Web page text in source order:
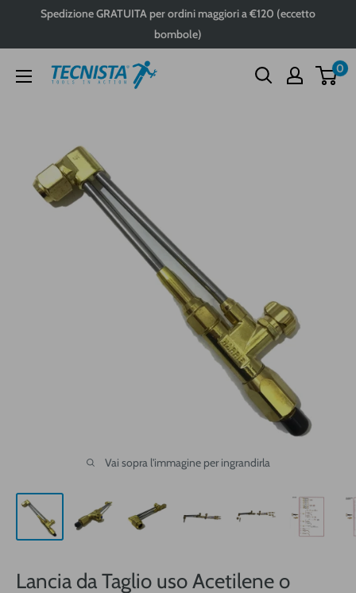
Spedizione GRATUITA per ordini maggiori a €120 (eccetto
bombole)
Tecnista 0
Vai sopra l'immagine per ingrandirla
Lancia da Taglio uso Acetilene o